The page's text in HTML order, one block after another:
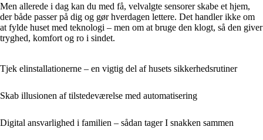
Men allerede i dag kan du med få, velvalgte sensorer skabe et hjem,
der både passer på dig og gør hverdagen lettere. Det handler ikke om
at fylde huset med teknologi – men om at bruge den klogt, så den giver
tryghed, komfort og ro i sindet.
Tjek elinstallationerne – en vigtig del af husets sikkerhedsrutiner
Skab illusionen af tilstedeværelse med automatisering
Digital ansvarlighed i familien – sådan tager I snakken sammen